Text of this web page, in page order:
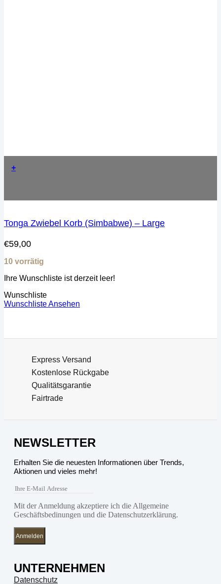
+
Tonga Zwiebel Korb (Simbabwe) – Large
€59,00
10 vorrätig
Ihre Wunschliste ist derzeit leer!
Wunschliste
Wunschliste Ansehen
Express Versand
Kostenlose Rückgabe
Qualitätsgarantie
Fairtrade
NEWSLETTER
Erhalten Sie die neuesten Informationen über Trends,
Aktionen und vieles mehr!
Mit der Anmeldung akzeptiere ich die Allgemeine
Geschäftsbedinungen und die Datenschutzerklärung.
Anmelden
UNTERNEHMEN
Datenschutz